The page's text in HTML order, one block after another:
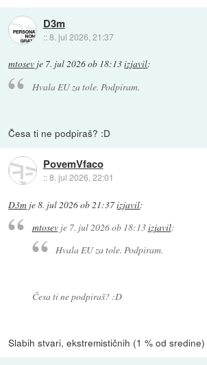
D3m
::8. jul 2026, 21:37
mtosev je 7. jul 2026 ob 18:13izjavil:
Hvala EU za tole. Podpiram.
Česa ti ne podpiraš? :D
PovemVfaco
::8. jul 2026, 22:01
D3m je8. jul 2026 ob 21:37izjavil:
mtosevje 7. jul 2026 ob 18:13izjavil:
Hvala EU za tole. Podpiram.
Česa ti ne podpiraš? :D
Slabih stvari, ekstremističnih (1 % od sredine)